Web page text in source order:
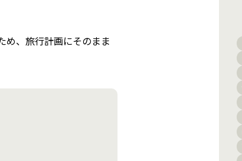
め、旅行計画にそのまま